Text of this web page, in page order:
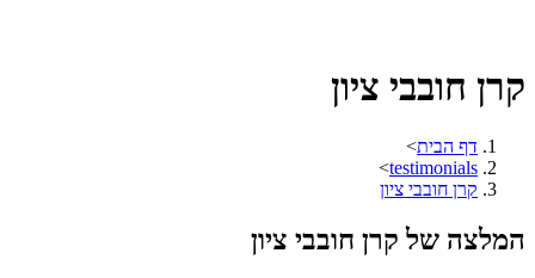
קרן חובבי ציון
דף הבית>
testimonials
>
קרן חובבי ציון
המלצה של קרן חובבי ציון